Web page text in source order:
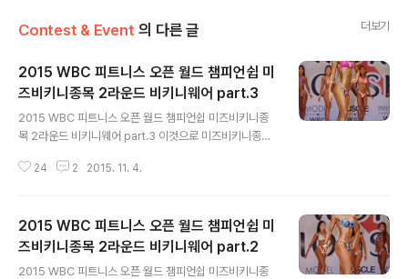
Contest & Event 의 다른 글 더보기
2015 WBC 피트니스 오픈 월드 챔피언쉽 미
즈비키니종목 2라운드 비키니웨어 part.3
2015 WBC 피트니스 오픈 월드 챔피언쉽 미즈비키니종
목 2라운드 비키니웨어 part.3 이것으로 미즈비키니종목
24 2 2015. 11. 4.
2015 WBC 피트니스 오픈 월드 챔피언쉽 미
즈비키니종목 2라운드 비키니웨어 part.2
2015 WBC 피트니스 오픈 월드 챔피언쉽 미즈비키니종